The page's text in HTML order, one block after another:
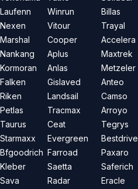
Laufenn
Nexen
Marshal
Nankang
Kormoran
Falken
Riken
Petlas
Taurus
Starmaxx
Bfgoodrich
Kleber
Sava
Winrun
Vitour
Cooper
Aplus
Anlas
Gislaved
Landsail
Tracmax
Ceat
Evergreen
Farroad
Saetta
Radar
Billas
Trayal
Accelera
Maxtrek
Metzeler
Anteo
Camso
Arroyo
Tegrys
Bestdrive
Paxaro
Saferich
Eracle